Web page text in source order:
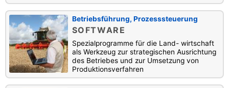
Betriebsführung, Prozesssteuerung
SOFTWARE
Spezialprogramme für die Land- wirtschaft
als Werkzeug zur strategischen Ausrichtung
des Betriebes und zur Umsetzung von
Produktionsverfahren